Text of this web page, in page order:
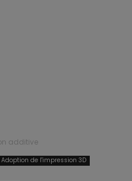
additive
Adoption de l'impression 3D